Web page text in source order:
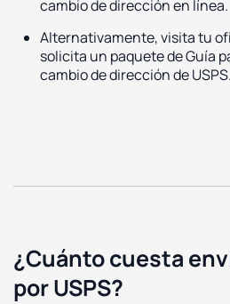
cambio de dirección en línea.
Alternativamente, visita tu
solicita un paquete de Guía
cambio de dirección de USPS.
¿Cuánto cuesta
por USPS?